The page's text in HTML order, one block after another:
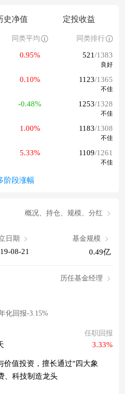
史净值 定投收益
同类平均 同类排行
0.95% 521/1383
良好
0.10% 1123/1365
不佳
-0.48% 1253/1328
不佳
1.00% 1183/1308
不佳
5.33% 1109/1261
不佳
阶段涨幅
概况、持仓、规模、分红
日期
08-21
基金规模
0.49亿
历任基金经理
化回报-3.15%
任职回报
3.33%
价值投资，擅长通过"四大象
、科技制造龙头